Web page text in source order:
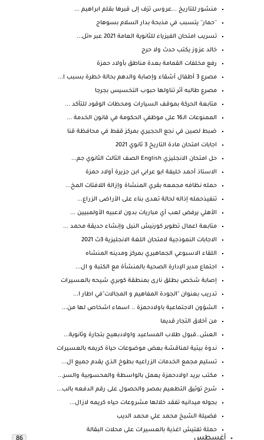
منشور للتاريخ ...عروس تزف إلى قبرها بقلم ابراهيم ...
''حمار'' يتسبب في مذبحة بدار السلام بسوهاج
تسريب امتحان الفيزياء للثانوية العامة 2021 عبر «تل...
خالد عزوز يكتب حدث ولا حرج
رفع مخلفات القمامة بعدة مناطق بأولاد حمزة
مصرع 3 أطفال أشقاء وإصابة والدهم بحالة خطرة بسبب ا...
مصرع طالبه أثر تناولها حبوب التخسيس بجرجا
متابعة الحركة بموقف السيارات ومحطات الوقود للتأكد ...
الممنوعات الـ16 على موظفي الحكومة في قانون الخدمة ...
ضبط لصين في نجع الحجيري بمركز قفط في محافظة قنا
اجابات امتحان مادة التاريخ 3 ثانوي 2021
حل امتحان الانجليزي English الصف الثالث الثانوي جم...
الاستاذ أحمد خليفة ابو عرابي ابن جزيرة أولاد حمزة
حمله نظافه مجمعه بقري المنشاة وإزالة اللافتات المخ...
تنفيذحمله إذاله لحالة تعدى بناء على الأراضى الزراع...
الأهلي يرفض لعب أي مباريات بدون لاعبيه الأولمبيين ...
متابعة اعمال تطوير كورنيش النيل وإنشاء حديقة محمد ...
الاجابات النموذجية لامتحان اللغة الانجليزية 3ث 2021
اللقاء الاسبوعي الجماهيري بمركز ومدينه المنشاه
اجتماع مدير الإدارة الصحية بالمنشأة مع الكتبة و ال...
إصابة شخص بطلق نارى بمنطقة كوبري شيحه بالعسيرات
تدريب بعنوان "الجودة المفاهيم و المجالات"في اطار ا...
الشؤون الاجتماعية باولادحمزة .. اسماء اشخاص لها من...
من أخلاق التجار قديما
العش..قبول طلاب المساعيد واولادبهيج بتجارة وثانوية...
ندوة بيئية لمناقشة بعض موضوعات حياة كريمه بالعسيرات
تسليم مجمع الخدمات الزراعيه بطوخ الذي يقدم جميع ال...
مكتب بريد اولادحمزة يعمل بالواسطة والمحسوبية والسر...
شرح توثيق التطعيم بمصر والحصول على رقم الدفعه بالب...
بجوله ميدانيه تفقد خلالها مشروعات حياه كريمه لازال...
فضيلة الشيخ محمد علي محمد الديب
حملة تفتيش اغذية بالعسيرات على محلات البقالة
أغسطس